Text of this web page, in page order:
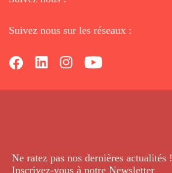
Suivez nous sur les réseaux :
Ne ratez pas nos dernières actualités !
Inscrivez-vous à notre Newsletter.